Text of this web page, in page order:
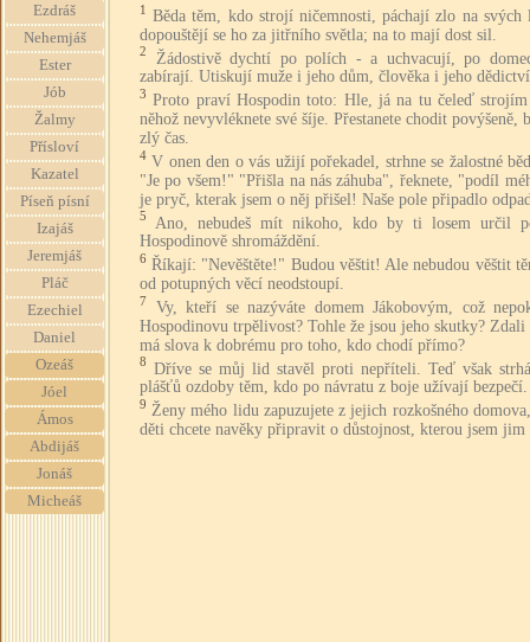
Ezdráš
Nehemjáš
Ester
Jób
Žalmy
Přísloví
Kazatel
Píseň písní
Izajáš
Jeremjáš
Pláč
Ezechiel
Daniel
Ozeáš
Jóel
Ámos
Abdijáš
Jonáš
Micheáš
1
Běda těm, kdo strojí ničemnosti, páchají zlo na svých
dopouštějí se ho za jitřního světla; na to mají dost sil.
2
Žádostivě dychtí po polích - a uchvacují, po
zabírají. Utiskují muže i jeho dům, člověka i jeho
3 Proto praví Hospodin toto: Hle, já na tu čeleď
něhož nevyvléknete své šíje. Přestanete chodit povýšeně,
zlý čas.
4 V onen den o vás užijí pořekadel, strhne se žalostné
"Je po všem!" "Přišla na nás záhuba", řeknete, "podíl
je pryč, kterak jsem o něj přišel! Naše pole připadlo
5
Ano, nebudeš mít nikoho, kdo by ti losem určil
Hospodinově shromáždění.
6 Říkají: "Nevěštěte!" Budou věštit! Ale nebudou věštit
od potupných věcí neodstoupí.
7
Vy, kteří se nazýváte domem Jákobovým, což
Hospodinovu trpělivost? Tohle že jsou jeho skutky? Zdali
má slova k dobrému pro toho, kdo chodí přímo?
8 Dříve se můj lid stavěl proti nepříteli. Teď však
plášťů ozdoby těm, kdo po návratu z boje užívají bezpečí.
9 Ženy mého lidu zapuzujete z jejich rozkošného
děti chcete navěky připravit o důstojnost, kterou jsem jim